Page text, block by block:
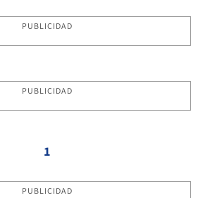
PUBLICIDAD
PUBLICIDAD
1
PUBLICIDAD